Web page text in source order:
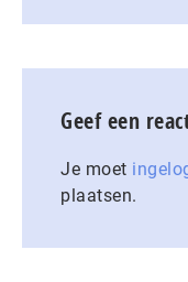
Geef een
Je moet
plaatsen.